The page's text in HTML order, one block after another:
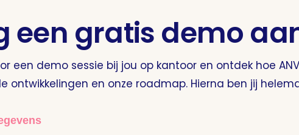
een gratis demo
een demo sessie bij jou op kantoor en ontdek hoe
ontwikkelingen en onze roadmap. Hierna ben jij